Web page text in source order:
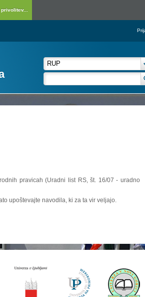
privolitev...
pravicah (Uradni list RS, št. 16/07 - uradno
upoštevajte navodila, ki za ta vir veljajo.